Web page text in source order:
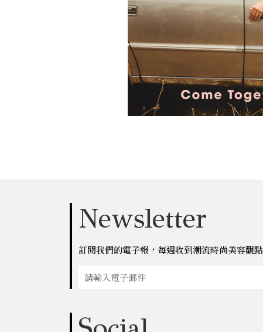
Newsletter
訂閱我們的電子報，每週收到潮流時尚美容觀點